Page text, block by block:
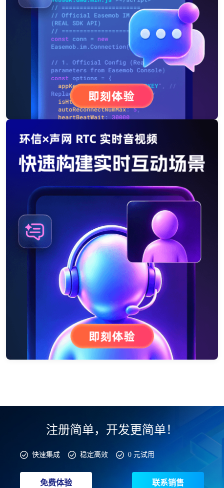
注册简单，开发更简单！
快速集成 稳定高效 0 元试用
免费体验 联系销售